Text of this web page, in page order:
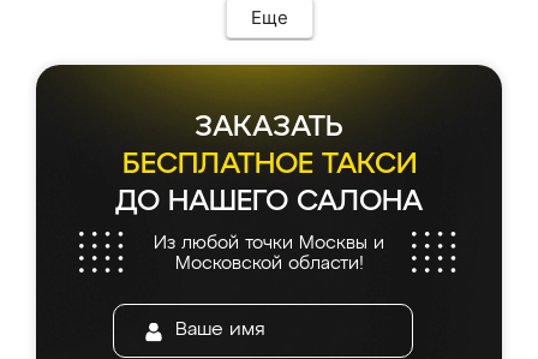
Еще
ЗАКАЗАТЬ
БЕСПЛАТНОЕ ТАКСИ
ДО НАШЕГО САЛОНА
Из любой точки Москвы и
Московской области!